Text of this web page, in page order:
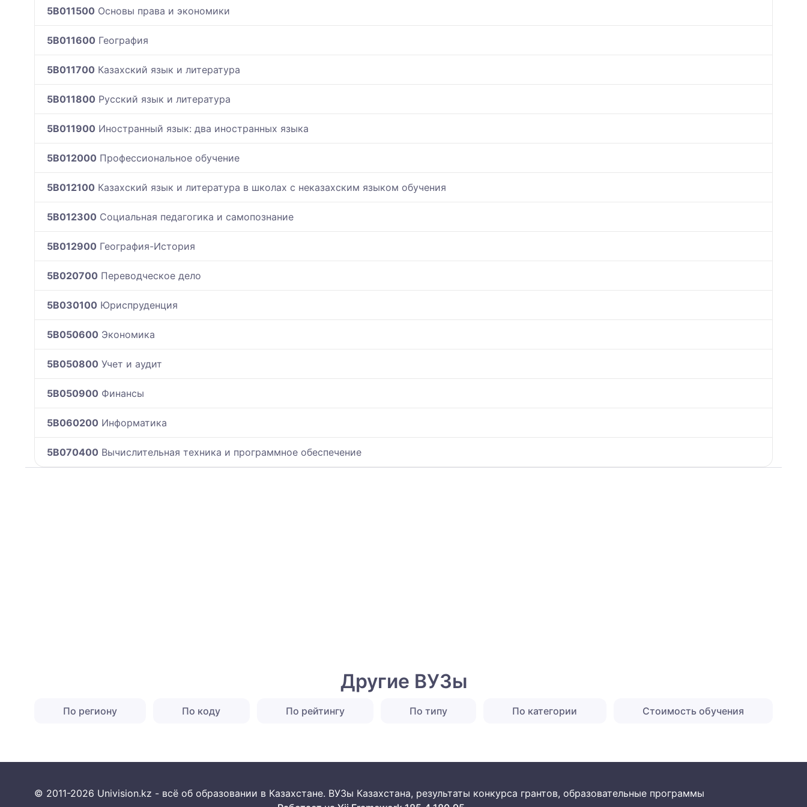
5B011500 Основы права и экономики
5B011600 География
5B011700 Казахский язык и литература
5B011800 Русский язык и литература
5B011900 Иностранный язык: два иностранных языка
5B012000 Профессиональное обучение
5B012100 Казахский язык и литература в школах с неказахским языком обучения
5B012300 Социальная педагогика и самопознание
5B012900 География-История
5B020700 Переводческое дело
5B030100 Юриспруденция
5B050600 Экономика
5B050800 Учет и аудит
5B050900 Финансы
5B060200 Информатика
5B070400 Вычислительная техника и программное обеспечение
Другие ВУЗы
По региону По коду По рейтингу По типу По категории Стоимость обучения
© 2011-2026 Univision.kz - всё об образовании в Казахстане. ВУЗы Казахстана, результаты конкурса грантов, образовательные программы